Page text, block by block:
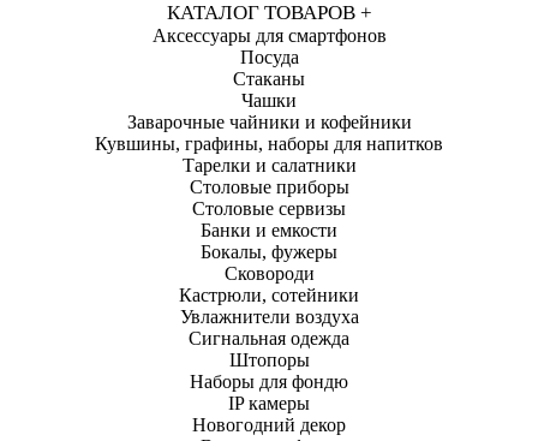
КАТАЛОГ ТОВАРОВ +
Аксессуары для смартфонов
Посуда
Стаканы
Чашки
Заварочные чайники и кофейники
Кувшины, графины, наборы для напитков
Тарелки и салатники
Столовые приборы
Столовые сервизы
Банки и емкости
Бокалы, фужеры
Сковороди
Кастрюли, сотейники
Увлажнители воздуха
Сигнальная одежда
Штопоры
Наборы для фондю
IP камеры
Новогодний декор